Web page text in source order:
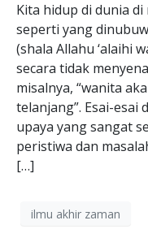
Kita hidup di dunia
seperti yang
(shala Allahu ‘alaihi
secara tidak
misalnya, “wanita
telanjang”. Esai-esai
upaya yang sangat
peristiwa dan
[…]
ilmu akhir zaman